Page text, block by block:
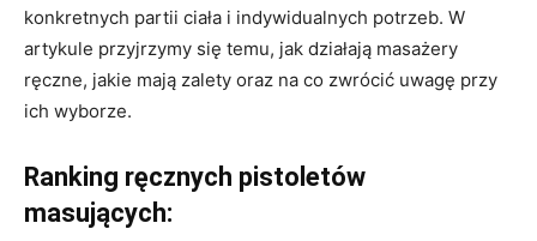
konkretnych partii ciała i indywidualnych potrzeb. W
artykule przyjrzymy się temu, jak działają masażery
ręczne, jakie mają zalety oraz na co zwrócić uwagę przy
ich wyborze.
Ranking ręcznych pistoletów
masujących: